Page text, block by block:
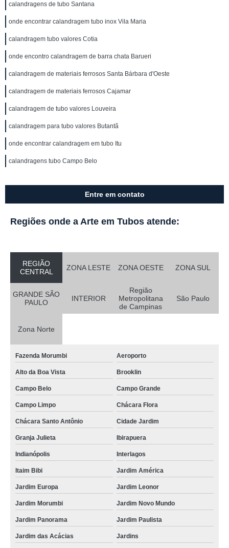
calandragens de tubo Santana
onde encontrar calandragem tubo inox Vila Maria
calandragem tubo valores Cotia
onde encontro calandragem de barra chata Barueri
calandragem de materiais ferrosos Santa Bárbara d'Oeste
calandragem de materiais ferrosos Cajamar
calandragem de tubo valores Louveira
calandragem para tubo valores Butantã
onde encontrar calandragem em tubo Itu
calandragens tubo Campo Belo
Entre em contato
Regiões onde a Arte em Tubos atende:
REGIÃO
CENTRAL
ZONA LESTE ZONA OESTE ZONA SUL
GRANDE SÃO
PAULO
INTERIOR
Região
Metropolitana
de Campinas
São Paulo
Zona Norte
Fazenda Morumbi Aeroporto
Alto da Boa Vista Brooklin
Campo Belo Campo Grande
Campo Limpo Chácara Flora
Chácara Santo Antônio Cidade Jardim
Granja Julieta Ibirapuera
Indianópolis Interlagos
Itaim Bibi Jardim América
Jardim Europa Jardim Leonor
Jardim Morumbi Jardim Novo Mundo
Jardim Panorama Jardim Paulista
Jardim das Acácias Jardins